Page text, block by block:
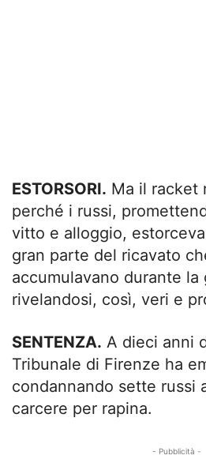
ESTORSORI. Ma il racket
perché i russi,
vitto e alloggio,
gran parte del ricavato
accumulavano durante la
rivelandosi, così, veri e
SENTENZA. A dieci anni
Tribunale di Firenze ha
condannando sette russi
carcere per rapina.
- Pubblicità -